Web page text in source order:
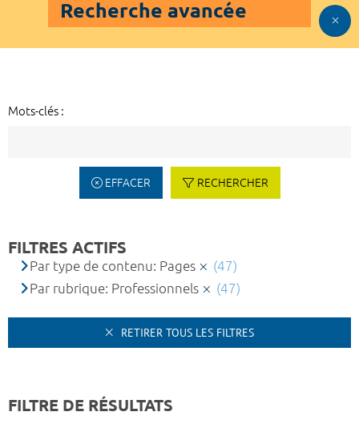
Recherche avancée
Mots-clés :
EFFACER RECHERCHER
FILTRES ACTIFS
Par type de contenu: Pages
(47)
Par rubrique: Professionnels
(47)
RETIRER TOUS LES FILTRES
FILTRE DE RÉSULTATS